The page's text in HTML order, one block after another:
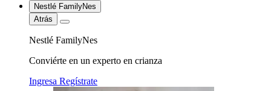
Nestlé FamilyNes
Atrás
Nestlé FamilyNes
Conviérte en un experto en crianza
Ingresa Regístrate